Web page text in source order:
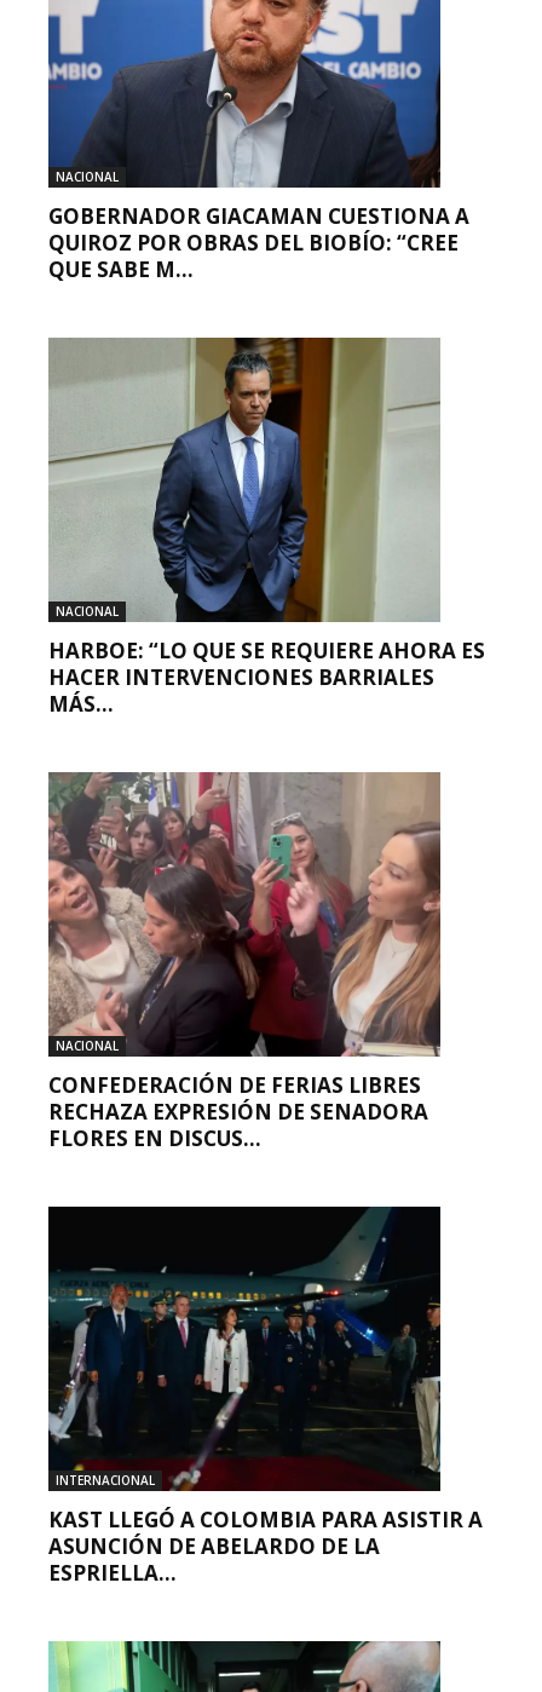
NACIONAL
GOBERNADOR GIACAMAN CUESTIONA A
QUIROZ POR OBRAS DEL BIOBÍO: “CREE
QUE SABE M...
NACIONAL
HARBOE: “LO QUE SE REQUIERE AHORA ES
HACER INTERVENCIONES BARRIALES
MÁS...
NACIONAL
CONFEDERACIÓN DE FERIAS LIBRES
RECHAZA EXPRESIÓN DE SENADORA
FLORES EN DISCUS...
INTERNACIONAL
KAST LLEGÓ A COLOMBIA PARA ASISTIR A
ASUNCIÓN DE ABELARDO DE LA
ESPRIELLA...